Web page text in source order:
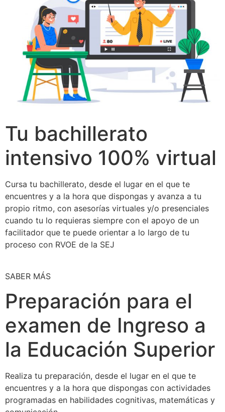
Tu bachillerato
intensivo 100% virtual
Cursa tu bachillerato, desde el lugar en el que te
encuentres y a la hora que dispongas y avanza a tu
propio ritmo, con asesorías virtuales y/o presenciales
cuando tu lo requieras siempre con el apoyo de un
facilitador que te puede orientar a lo largo de tu
proceso con RVOE de la SEJ
SABER MÁS
Preparación para el
examen de Ingreso a
la Educación Superior
Realiza tu preparación, desde el lugar en el que te
encuentres y a la hora que dispongas con actividades
programadas en habilidades cognitivas, matemáticas y